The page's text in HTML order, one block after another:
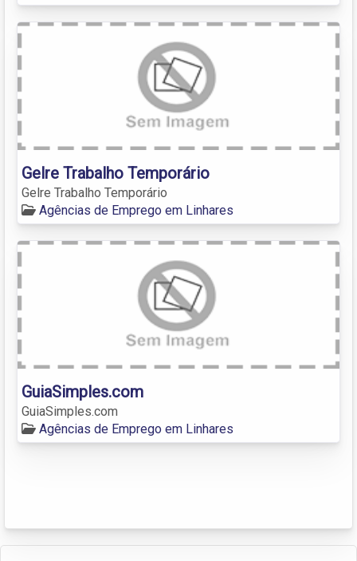
Gelre Trabalho Temporário
Gelre Trabalho Temporário
Agências de Emprego em Linhares
GuiaSimples.com
GuiaSimples.com
Agências de Emprego em Linhares